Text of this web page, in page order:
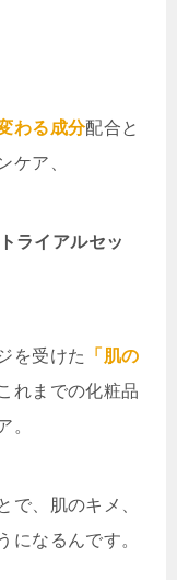
わる成分配合と
ケア、
ライアルセッ
を受けた
「肌の
れまでの化粧品
。
で、肌のキメ、
になるんです。